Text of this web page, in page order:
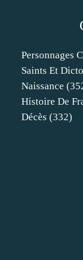
Personnages
Saints Et
Naissance
Histoire De
Décès (332)